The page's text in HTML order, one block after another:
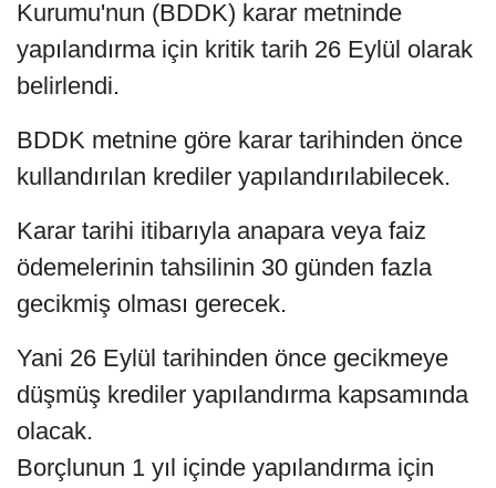
Kurumu'nun (BDDK) karar metninde
yapılandırma için kritik tarih 26 Eylül olarak
belirlendi.
BDDK metnine göre karar tarihinden önce
kullandırılan krediler yapılandırılabilecek.
Karar tarihi itibarıyla anapara veya faiz
ödemelerinin tahsilinin 30 günden fazla
gecikmiş olması gerecek.
Yani 26 Eylül tarihinden önce gecikmeye
düşmüş krediler yapılandırma kapsamında
olacak.
Borçlunun 1 yıl içinde yapılandırma için